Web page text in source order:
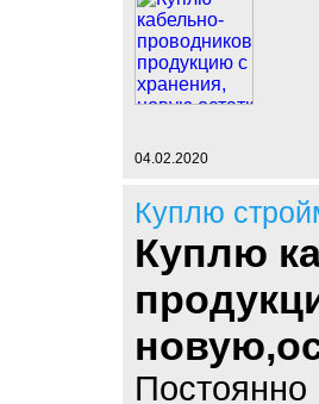
04.02.2020
Куплю
Куплю
Постоянно